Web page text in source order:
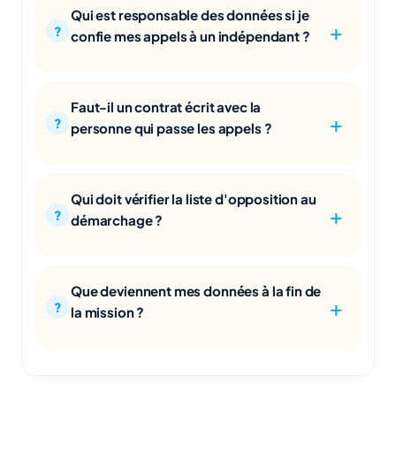
Qui est responsable des données si je
confie mes appels à un indépendant ?
Faut-il un contrat écrit avec la
personne qui passe les appels ?
Qui doit vérifier la liste d'opposition au
démarchage ?
Que deviennent mes données à la fin de
la mission ?